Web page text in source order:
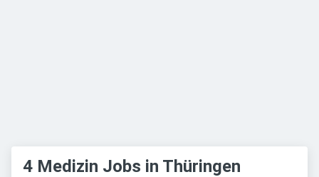
4 Medizin Jobs in Thüringen